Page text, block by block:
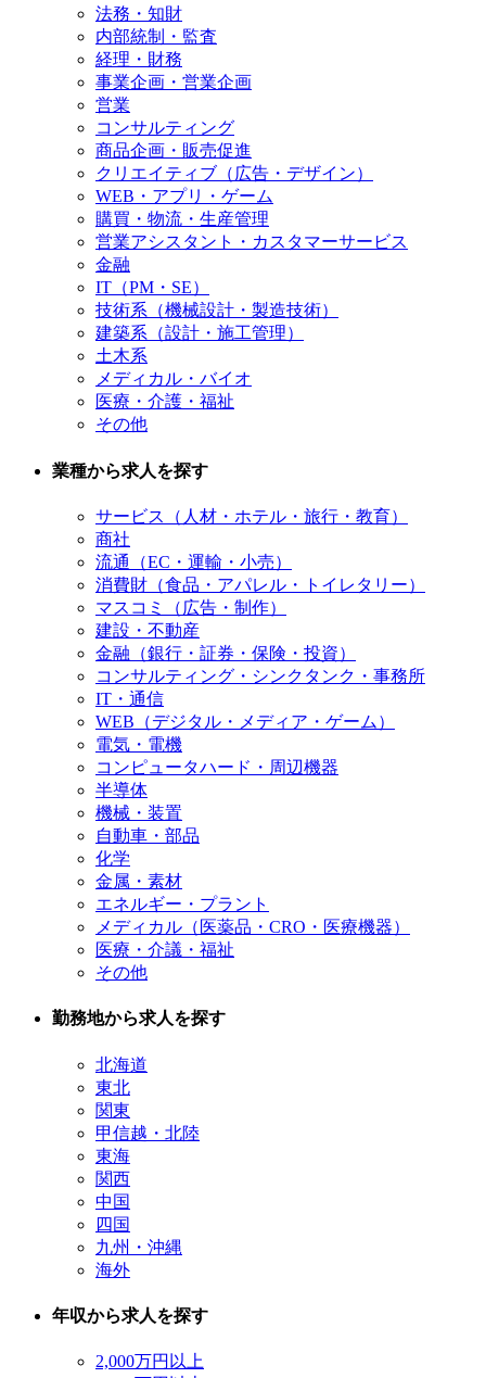
法務・知財
内部統制・監査
経理・財務
事業企画・営業企画
営業
コンサルティング
商品企画・販売促進
クリエイティブ（広告・デザイン）
WEB・アプリ・ゲーム
購買・物流・生産管理
営業アシスタント・カスタマーサービス
金融
IT（PM・SE）
技術系（機械設計・製造技術）
建築系（設計・施工管理）
土木系
メディカル・バイオ
医療・介護・福祉
その他
業種から求人を探す
サービス（人材・ホテル・旅行・教育）
商社
流通（EC・運輸・小売）
消費財（食品・アパレル・トイレタリー）
マスコミ（広告・制作）
建設・不動産
金融（銀行・証券・保険・投資）
コンサルティング・シンクタンク・事務所
IT・通信
WEB（デジタル・メディア・ゲーム）
電気・電機
コンピュータハード・周辺機器
半導体
機械・装置
自動車・部品
化学
金属・素材
エネルギー・プラント
メディカル（医薬品・CRO・医療機器）
医療・介議・福祉
その他
勤務地から求人を探す
北海道
東北
関東
甲信越・北陸
東海
関西
中国
四国
九州・沖縄
海外
年収から求人を探す
2,000万円以上